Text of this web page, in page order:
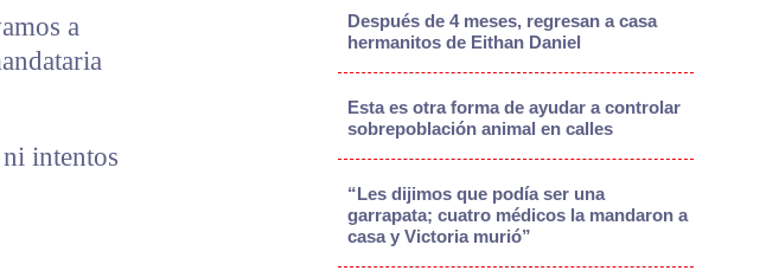
a
intentos
Después de 4 meses, regresan a casa
hermanitos de Eithan Daniel
Esta es otra forma de ayudar a controlar
sobrepoblación animal en calles
“Les dijimos que podía ser una
garrapata; cuatro médicos la mandaron a
casa y Victoria murió”